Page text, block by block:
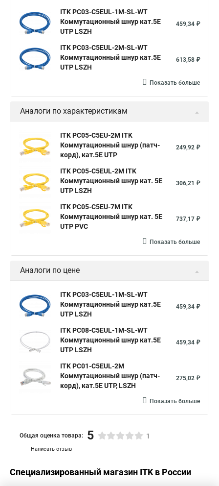
ITK PC03-C5EUL-1M-SL-WT
Коммутационный шнур кат.5E
UTP LSZH
459,34 ₽
ITK PC03-C5EUL-2M-SL-WT
Коммутационный шнур кат.5E
UTP LSZH
613,58 ₽
Показать больше
Аналоги по характеристикам
ITK PC05-C5EU-2M ITK
Коммутационный шнур (патч-
корд), кат.5Е UTP
249,92 ₽
ITK PC05-C5EUL-2M ITK
Коммутационный шнур кат. 5Е
UTP LSZH
306,21 ₽
ITK PC05-C5EU-7M ITK
Коммутационный шнур кат. 5Е
UTP PVC
737,17 ₽
Показать больше
Аналоги по цене
ITK PC03-C5EUL-1M-SL-WT
Коммутационный шнур кат.5E
UTP LSZH
459,34 ₽
ITK PC08-C5EUL-1M-SL-WT
Коммутационный шнур кат.5E
UTP LSZH
459,34 ₽
ITK PC01-C5EUL-2M
Коммутационный шнур (патч-
корд), кат.5Е UTP, LSZH
275,02 ₽
Показать больше
Написать отзыв
Общая оценка товара: 5 1
Специализированный магазин ITKв России